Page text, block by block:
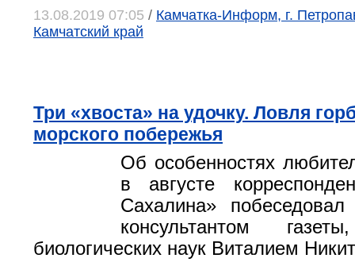
13.08.2019 07:05 / Камчатка-Информ, г.
Камчатский край
Три «хвоста» на удочку. Ловля
морского побережья
Об особенностях
в августе
Сахалина»
консультантом
биологических наук Виталием